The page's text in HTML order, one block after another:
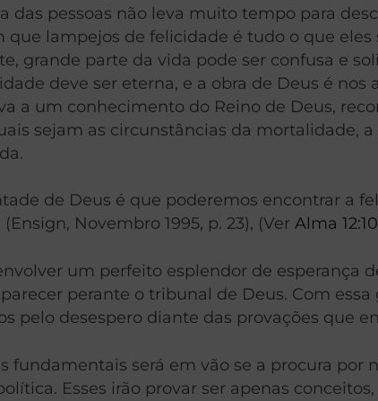
das pessoas não leva muito tempo para
lampejos de felicidade é tudo o que eles
grande parte da vida pode ser confusa e
deve ser eterna, e a obra de Deus é
a um conhecimento do Reino de Deus,
sejam as circunstâncias da mortalidade,
de Deus é que poderemos encontrar a
Novembro 1995, p. 23), (Ver Alma
um perfeito esplendor de esperança
perante o tribunal de Deus. Com essa
pelo desespero diante das provações que
será em vão se a procura por
Esses irão provar ser apenas